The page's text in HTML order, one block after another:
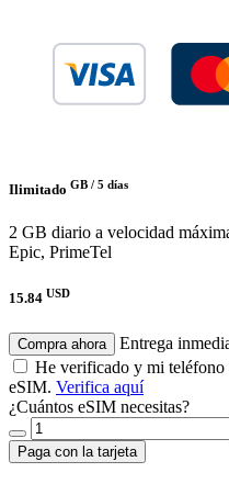
Ilimitado GB / 5 días
2 GB diario a velocidad
Epic, PrimeTel
15.84 USD
Compra ahora
Entrega
He verificado y mi teléfono
eSIM. Verifica aquí
¿Cuántos eSIM necesitas?
Paga con la tarjeta